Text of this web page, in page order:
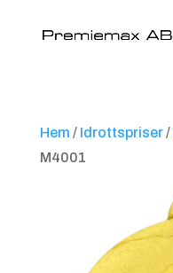
Hem / Idrottspriser/
M4001